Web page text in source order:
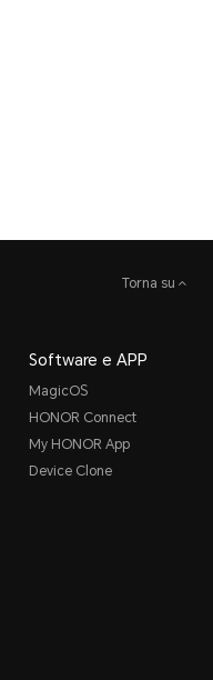
Torna su
Software e APP
MagicOS
HONOR Connect
My HONOR App
Device Clone